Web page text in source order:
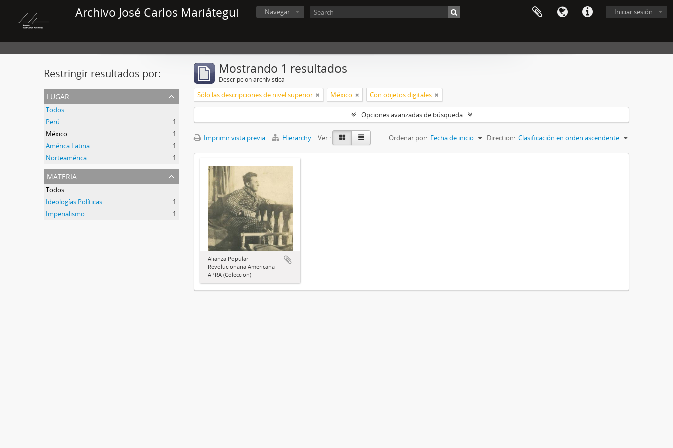
Archivo José Carlos Mariátegui Iniciar sesión
Navegar
Restringir resultados por:
lugar
Todos
Perú
1
México
1
América Latina
1
Norteamérica
1
materia
Todos
Ideologías Políticas
1
Imperialismo
1
Mostrando 1 resultados
Descripción archivística
Sólo las descripciones de nivel superior México Con objetos digitales
Opciones avanzadas de búsqueda
Imprimir vista previa Hierarchy Ver : Ordenar por: Fecha de inicio Direction: Clasificación en orden ascendente
Alianza Popular
Revolucionaria Americana-
APRA (Colección)